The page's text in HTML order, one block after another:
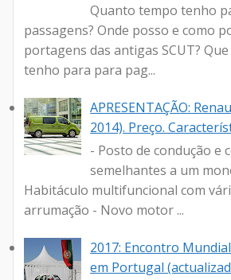
Quanto tempo tenho
passagens? Onde posso e como
portagens das antigas SCUT?
tenho para para pag...
APRESENTAÇÃO:
2014). Preço.
- Posto de condução e
semelhantes a um
Habitáculo multifuncional com
arrumação - Novo motor ...
2017: Encontro
em Portugal